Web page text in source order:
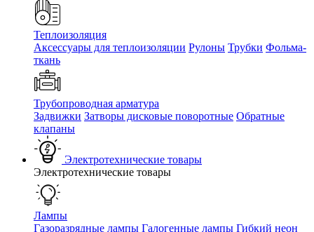
Теплоизоляция
Аксессуары для теплоизоляции Рулоны Трубки Фольма-
ткань
Трубопроводная арматура
Задвижки Затворы дисковые поворотные Обратные
клапаны
Электротехнические товары
Электротехнические товары
Лампы
Газоразрядные лампы Галогенные лампы Гибкий неон